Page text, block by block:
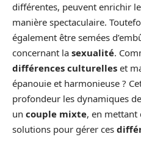
différentes, peuvent enrichir
manière spectaculaire.
également être semées
concernant la sexualité.
différences culturelles et
épanouie et harmonieuse ?
profondeur les dynamiques
un couple mixte, en mettant
solutions pour gérer ces